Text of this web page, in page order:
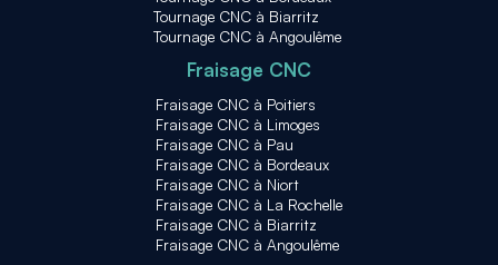
Tournage CNC à Biarritz
Tournage CNC à Angoulême
Fraisage CNC
Fraisage CNC à Poitiers
Fraisage CNC à Limoges
Fraisage CNC à Pau
Fraisage CNC à Bordeaux
Fraisage CNC à Niort
Fraisage CNC à La Rochelle
Fraisage CNC à Biarritz
Fraisage CNC à Angoulême